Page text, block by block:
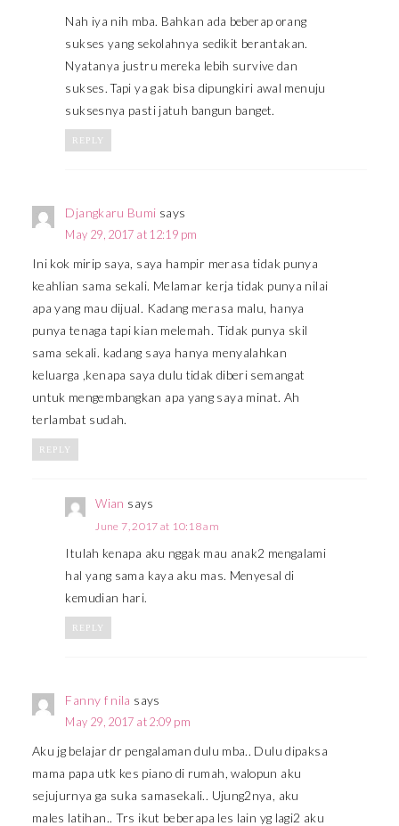
Nah iya nih mba. Bahkan ada beberap orang
sukses yang sekolahnya sedikit berantakan.
Nyatanya justru mereka lebih survive dan
sukses. Tapi ya gak bisa dipungkiri awal menuju
suksesnya pasti jatuh bangun banget.
REPLY
Djangkaru Bumi says
May 29, 2017 at 12:19 pm
Ini kok mirip saya, saya hampir merasa tidak punya
keahlian sama sekali. Melamar kerja tidak punya nilai
apa yang mau dijual. Kadang merasa malu, hanya
punya tenaga tapi kian melemah. Tidak punya skil
sama sekali. kadang saya hanya menyalahkan
keluarga ,kenapa saya dulu tidak diberi semangat
untuk mengembangkan apa yang saya minat. Ah
terlambat sudah.
REPLY
Wian says
June 7, 2017 at 10:18 am
Itulah kenapa aku nggak mau anak2 mengalami
hal yang sama kaya aku mas. Menyesal di
kemudian hari.
REPLY
Fanny f nila says
May 29, 2017 at 2:09 pm
Aku jg belajar dr pengalaman dulu mba.. Dulu dipaksa
mama papa utk kes piano di rumah, walopun aku
sejujurnya ga suka samasekali.. Ujung2nya, aku
males latihan.. Trs ikut beberapa les lain yg lagi2 aku